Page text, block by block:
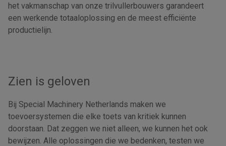
het vakmanschap van onze trilvullerbouwers garandeert
een werkende totaaloplossing en de meest efficiënte
productielijn.
Zien is geloven
Bij Special Machinery Netherlands maken we
toevoersystemen die elke toets van kritiek kunnen
doorstaan. Dat zeggen we niet alleen, we kunnen het ook
bewijzen. Alle oplossingen die we bedenken, testen we